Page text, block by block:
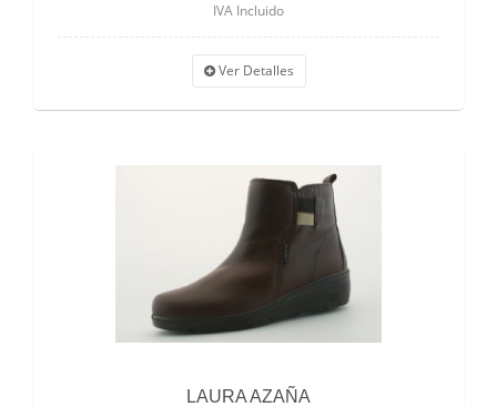
IVA Incluido
Ver Detalles
LAURA AZAÑA